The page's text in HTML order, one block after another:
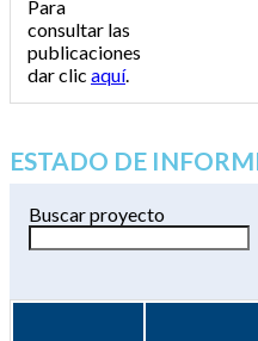
Para
consultar las
publicaciones
dar clic aquí.
ESTADO DE
Buscar proyecto